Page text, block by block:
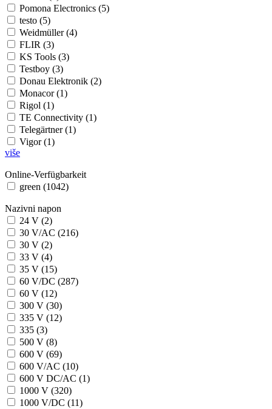
Pomona Electronics (5)
testo (5)
Weidmüller (4)
FLIR (3)
KS Tools (3)
Testboy (3)
Donau Elektronik (2)
Monacor (1)
Rigol (1)
TE Connectivity (1)
Telegärtner (1)
Vigor (1)
više
Online-Verfügbarkeit
green (1042)
Nazivni napon
24 V (2)
30 V/AC (216)
30 V (2)
33 V (4)
35 V (15)
60 V/DC (287)
60 V (12)
300 V (30)
335 V (12)
335 (3)
500 V (8)
600 V (69)
600 V/AC (10)
600 V DC/AC (1)
1000 V (320)
1000 V/DC (11)